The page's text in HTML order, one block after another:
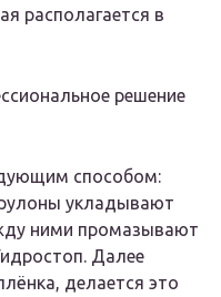
располагается в
решение
способом:
укладывают
ними промазывают
Далее
делается это